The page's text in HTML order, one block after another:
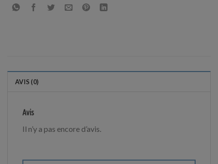
AVIS (0)
Avis
Il n’y a pas encore d’avis.